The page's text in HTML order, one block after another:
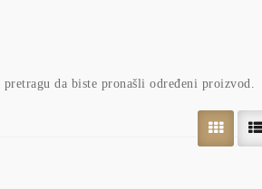
da biste pronašli određeni proizvod.